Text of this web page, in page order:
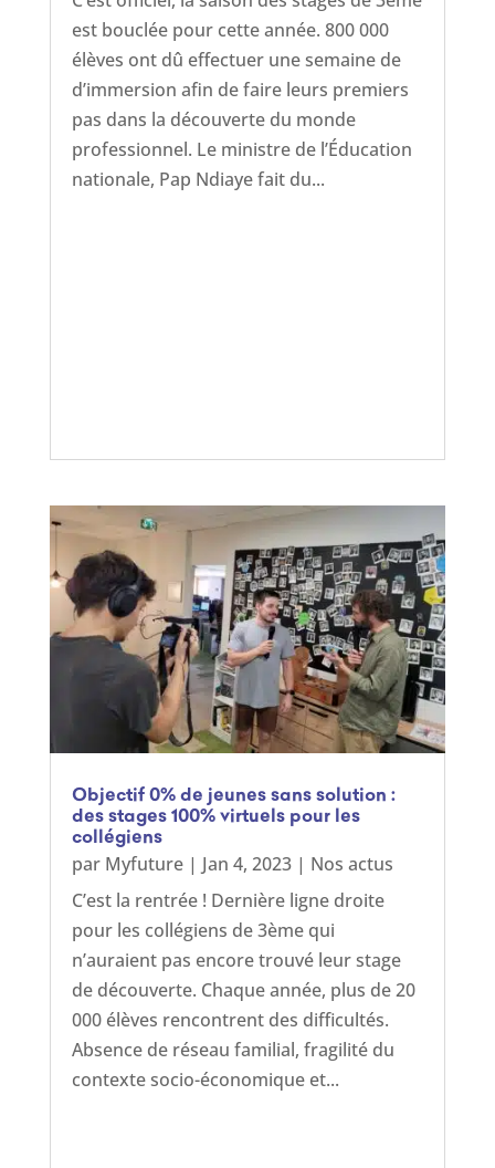
est bouclée pour cette année. 800 000
élèves ont dû effectuer une semaine de
d’immersion afin de faire leurs premiers
pas dans la découverte du monde
professionnel. Le ministre de l’Éducation
nationale, Pap Ndiaye fait du...
Objectif 0% de jeunes sans solution :
des stages 100% virtuels pour les
collégiens
par Myfuture| Jan 4, 2023| Nos actus
C’est la rentrée ! Dernière ligne droite
pour les collégiens de 3ème qui
n’auraient pas encore trouvé leur stage
de découverte. Chaque année, plus de 20
000 élèves rencontrent des difficultés.
Absence de réseau familial, fragilité du
contexte socio-économique et...